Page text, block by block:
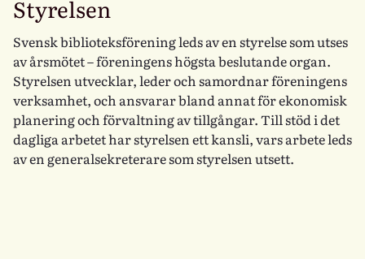
Styrelsen
Svensk biblioteksförening leds av en styrelse som utses
av årsmötet – föreningens högsta beslutande organ.
Styrelsen utvecklar, leder och samordnar föreningens
verksamhet, och ansvarar bland annat för ekonomisk
planering och förvaltning av tillgångar. Till stöd i det
dagliga arbetet har styrelsen ett kansli, vars arbete leds
av en generalsekreterare som styrelsen utsett.